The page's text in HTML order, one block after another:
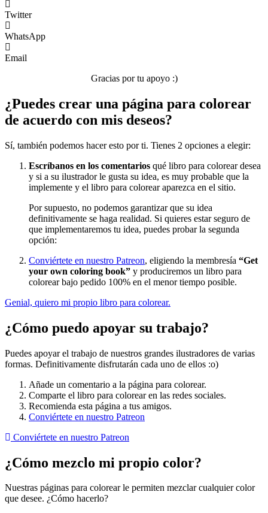
Nezaradené
Sin categorizar
Twitter
WhatsApp
Email
Gracias por tu apoyo :)
¿Puedes crear una página para colorear
de acuerdo con mis deseos?
Sí, también podemos hacer esto por ti. Tienes 2 opciones a elegir:
Escríbanos en los comentarios qué libro para colorear desea
y si a su ilustrador le gusta su idea, es muy probable que la
implemente y el libro para colorear aparezca en el sitio.
Por supuesto, no podemos garantizar que su idea
definitivamente se haga realidad. Si quieres estar seguro de
que implementaremos tu idea, puedes probar la segunda
opción:
Conviértete en nuestro Patreon, eligiendo la membresía “Get
your own coloring book” y produciremos un libro para
colorear bajo pedido 100% en el menor tiempo posible.
Genial, quiero mi propio libro para colorear.
¿Cómo puedo apoyar su trabajo?
Puedes apoyar el trabajo de nuestros grandes ilustradores de varias
formas. Definitivamente disfrutarán cada uno de ellos :o)
Añade un comentario a la página para colorear.
Comparte el libro para colorear en las redes sociales.
Recomienda esta página a tus amigos.
Conviértete en nuestro Patreon
Conviértete en nuestro Patreon
¿Cómo mezclo mi propio color?
Nuestras páginas para colorear le permiten mezclar cualquier color
que desee. ¿Cómo hacerlo?